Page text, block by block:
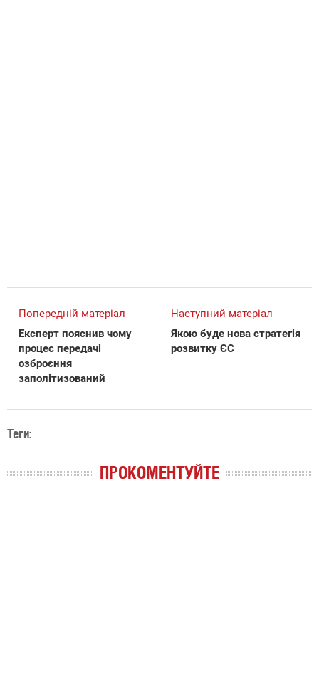
Попередній матеріал
Експерт пояснив чому
процес передачі
озброєння
заполітизований
Наступний матеріал
Якою буде нова стратегія
розвитку ЄС
Теги:
ПРОКОМЕНТУЙТЕ